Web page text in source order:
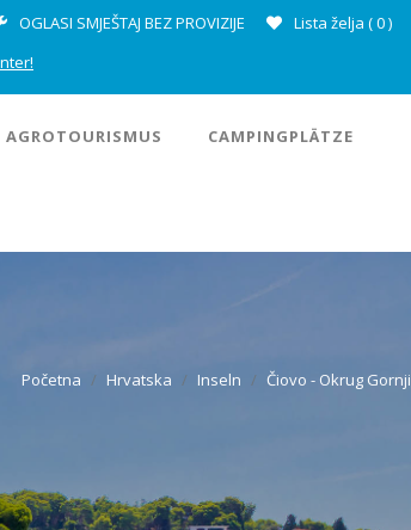
OGLASI SMJEŠTAJ BEZ PROVIZIJE Lista želja (0)
AGROTOURISMUS CAMPINGPLÄTZE
Početna Hrvatska Inseln Čiovo - Okrug Gornji